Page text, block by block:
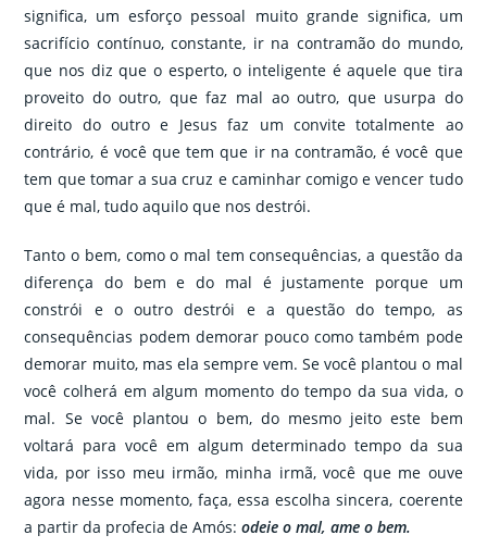
significa, um esforço pessoal muito grande significa, um
sacrifício contínuo, constante, ir na contramão do mundo,
que nos diz que o esperto, o inteligente é aquele que tira
proveito do outro, que faz mal ao outro, que usurpa do
direito do outro e Jesus faz um convite totalmente ao
contrário, é você que tem que ir na contramão, é você que
tem que tomar a sua cruz e caminhar comigo e vencer tudo
que é mal, tudo aquilo que nos destrói.
Tanto o bem, como o mal tem consequências, a questão da
diferença do bem e do mal é justamente porque um
constrói e o outro destrói e a questão do tempo, as
consequências podem demorar pouco como também pode
demorar muito, mas ela sempre vem. Se você plantou o mal
você colherá em algum momento do tempo da sua vida, o
mal. Se você plantou o bem, do mesmo jeito este bem
voltará para você em algum determinado tempo da sua
vida, por isso meu irmão, minha irmã, você que me ouve
agora nesse momento, faça, essa escolha sincera, coerente
a partir da profecia de Amós:odeie o mal, ame o bem.